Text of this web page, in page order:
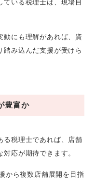
いる税理士は、現場目
動にも理解があれば、資
踏み込んだ支援が受けら
豊富か
る税理士であれば、店舗
応が期待できます。
から複数店舗展開を目指